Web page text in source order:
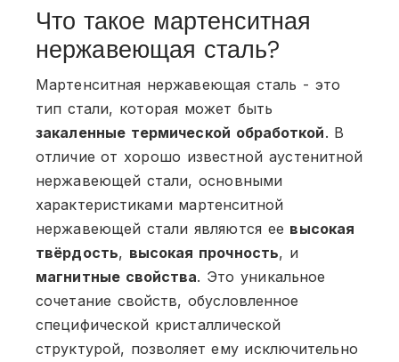
Что такое мартенситная
нержавеющая сталь?
Мартенситная нержавеющая сталь - это
тип стали, которая может быть
закаленные термической обработкой. В
отличие от хорошо известной аустенитной
нержавеющей стали, основными
характеристиками мартенситной
нержавеющей стали являются ее высокая
твёрдость, высокая прочность, и
магнитные свойства. Это уникальное
сочетание свойств, обусловленное
специфической кристаллической
структурой, позволяет ему исключительно